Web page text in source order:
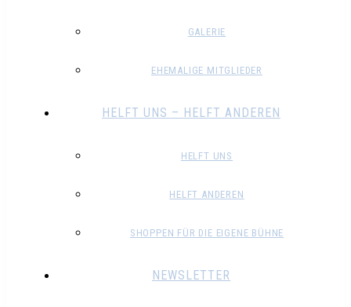
GALERIE
EHEMALIGE MITGLIEDER
HELFT UNS – HELFT ANDEREN
HELFT UNS
HELFT ANDEREN
SHOPPEN FÜR DIE EIGENE BÜHNE
NEWSLETTER